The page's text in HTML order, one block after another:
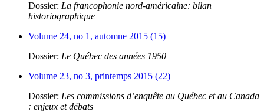
Dossier: La francophonie nord-américaine: bilan
historiographique
Volume 24, no 1, automne 2015 (15)
Dossier: Le Québec des années 1950
Volume 23, no 3, printemps 2015 (22)
Dossier: Les commissions d’enquête au Québec et au Canada
: enjeux et débats